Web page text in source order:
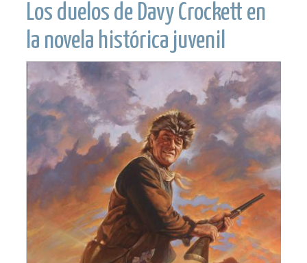
Los duelos de Davy Crockett en
la novela histórica juvenil